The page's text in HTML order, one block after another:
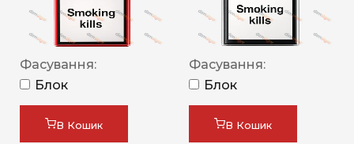
Фасування:
Блок
В Кошик
Фасування:
Блок
В Кошик